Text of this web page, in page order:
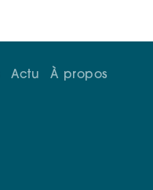
Actu
À propos